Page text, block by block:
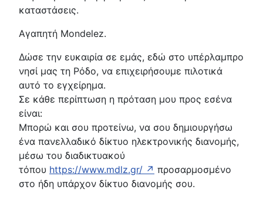
καταστάσεις.
Αγαπητή Mondelez.
Δώσε την ευκαιρία σε εμάς, εδώ στο υπέρλαμπρο
νησί μας τη Ρόδο, να επιχειρήσουμε πιλοτικά
αυτό το εγχείρημα.
Σε κάθε περίπτωση η πρόταση μου προς εσένα
είναι:
Μπορώ και σου προτείνω, να σου δημιουργήσω
ένα πανελλαδικό δίκτυο ηλεκτρονικής διανομής,
μέσω του διαδικτυακού
τόπου https://www.mdlz.gr/ ↗ προσαρμοσμένο
στο ήδη υπάρχον δίκτυο διανομής σου.